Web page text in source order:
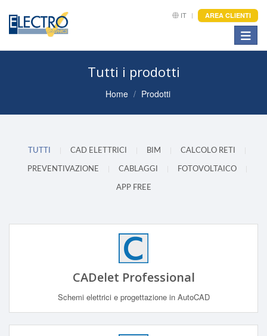
IT AREA CLIENTI
Tutti i prodotti
Home Prodotti
TUTTI CAD ELETTRICI BIM CALCOLO RETI
PREVENTIVAZIONE CABLAGGI FOTOVOLTAICO
APP FREE
CADelet Professional
Schemi elettrici e progettazione in AutoCAD